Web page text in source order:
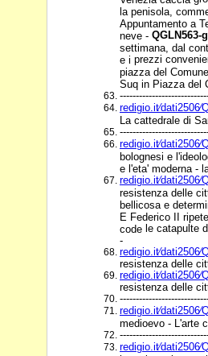
la penisola,
Appuntamento a
neve - QGLN563-
settimana, dal
e i prezzi
piazza del
Suq in Piazza del
La cattedrale di
bolognesi e
e l'eta' moderna -
resistenza delle
bellicosa e
E Federico II
code le catapulte
-
resistenza delle
resistenza delle
medioevo - L'arte